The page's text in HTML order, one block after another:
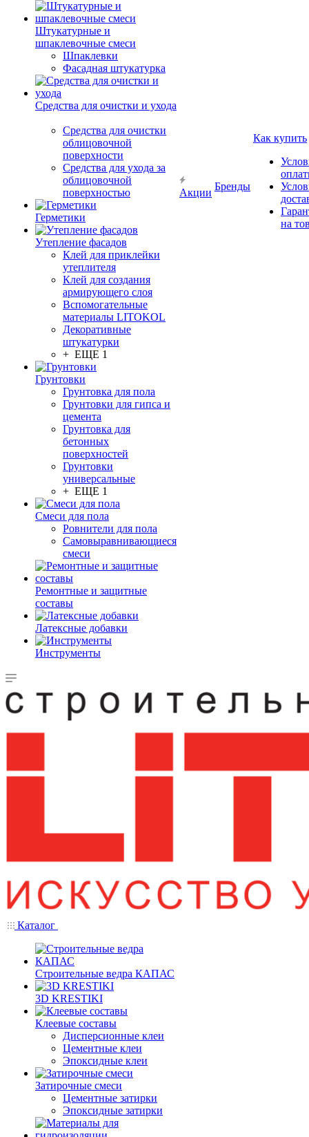
Штукатурные и
шпаклевочные смеси
Шпаклевки
Фасадная штукатурка
Средства для очистки и ухода
Средства для очистки
облицовочной
поверхности
Средства для ухода за
облицовочной
поверхностью
Герметики
Утепление фасадов
Клей для приклейки
утеплителя
Клей для создания
армирующего слоя
Вспомогательные
материалы LITOKOL
Декоративные
штукатурки
+ ЕЩЕ 1
Грунтовки
Грунтовка для пола
Грунтовки для гипса и
цемента
Грунтовка для
бетонных
поверхностей
Грунтовки
универсальные
+ ЕЩЕ 1
Смеси для пола
Ровнители для пола
Самовыравнивающиеся
смеси
Ремонтные и защитные
составы
Латексные добавки
Инструменты
Акции
Бренды
Как купить
на
Каталог
Строительные ведра КАПАС
3D KRESTIKI
Клеевые составы
Дисперсионные клеи
Цементные клеи
Эпоксидные клеи
Затирочные смеси
Цементные затирки
Эпоксидные затирки